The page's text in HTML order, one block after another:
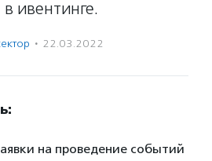
ивентинге.
· 22.03.2022
на проведение событий